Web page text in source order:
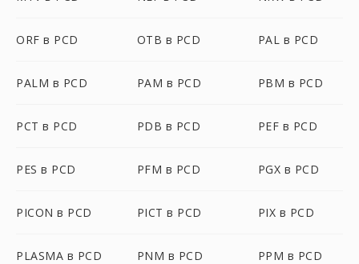
ORF в PCD OTB в PCD PAL в PCD
PALM в PCD PAM в PCD PBM в PCD
PCT в PCD PDB в PCD PEF в PCD
PES в PCD PFM в PCD PGX в PCD
PICON в PCD PICT в PCD PIX в PCD
PLASMA в PCD PNM в PCD PPM в PCD